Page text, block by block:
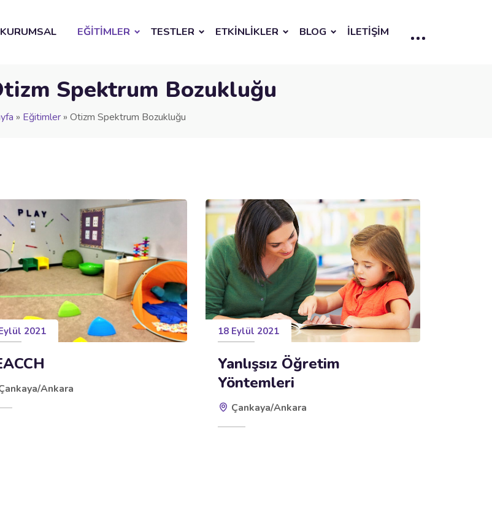
KURUMSAL EĞİTİMLER TESTLER ETKİNLİKLER BLOG İLETİŞİM
Spektrum Bozukluğu
» Eğitimler » Otizm Spektrum Bozukluğu
2021
Ankara
18 Eylül 2021
Yanlışsız Öğretim
Yöntemleri
Çankaya/Ankara